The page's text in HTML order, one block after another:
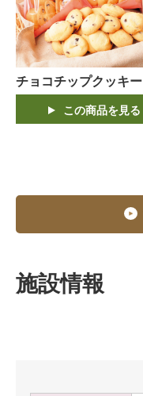
チョコチップクッキー
この商品を見る
施設情報